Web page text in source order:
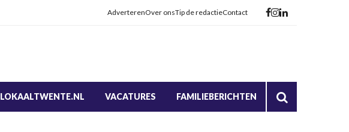
AdverterenOver onsTip de redactieContact
LOKAALTWENTE.NL VACATURES FAMILIEBERICHTEN